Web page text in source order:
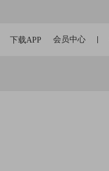
下载APP 会员中心